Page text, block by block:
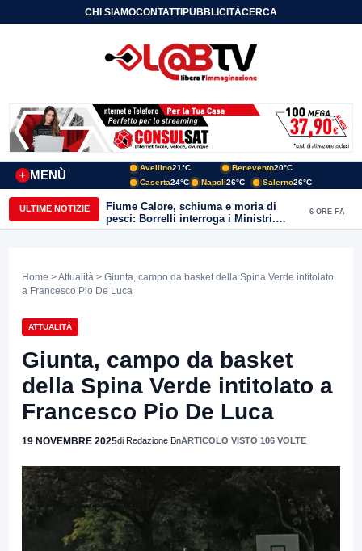
CHI SIAMOCONTATTIPUBBLICITÀCERCA
MENÙ
+
Avellino21°C Benevento20°C
Caserta24°C Napoli26°C Salerno26°C
ULTIME NOTIZIE
Fiume Calore, schiuma e moria di
pesci: Borrelli interroga i Ministri.
“Benevento paga l’assenza del
6 ORE FA
Home >Attualità > Giunta, campo da basket della Spina Verde intitolato
a Francesco Pio De Luca
ATTUALITÀ
Giunta, campo da basket
della Spina Verde intitolato a
Francesco Pio De Luca
19 NOVEMBRE 2025di Redazione BnARTICOLO VISTO 106 VOLTE